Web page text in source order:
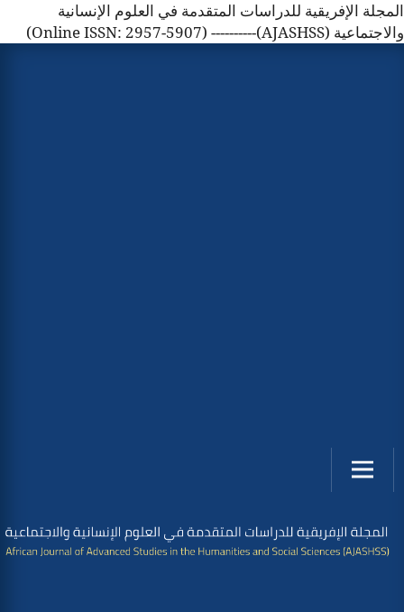
المجلة الإفريقية للدراسات المتقدمة في العلوم الإنسانية
والاجتماعية (AJASHSS)---------- (Online ISSN: 2957-5907)